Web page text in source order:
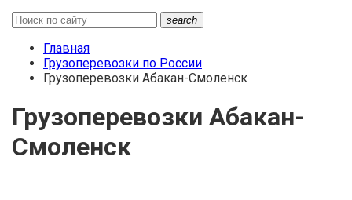
search
Главная
Грузоперевозки по России
Грузоперевозки Абакан-Смоленск
Грузоперевозки Абакан-
Смоленск